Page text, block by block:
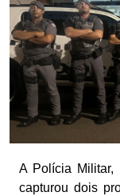
A Polícia Militar,
capturou dois